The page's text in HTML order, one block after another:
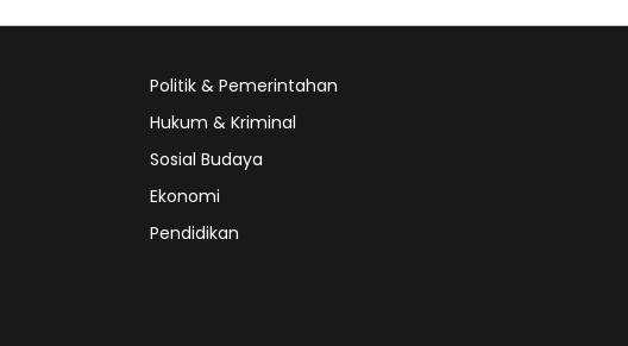
Politik & Pemerintahan
Hukum & Kriminal
Sosial Budaya
Ekonomi
Pendidikan